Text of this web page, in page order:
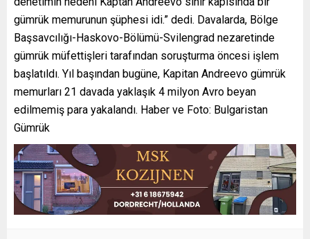
gümrük memurunun şüphesi idi.” dedi. Davalarda, Bölge
Başsavcılığı-Haskovo-Bölümü-Svilengrad nezaretinde
gümrük müfettişleri tarafından soruşturma öncesi işlem
başlatıldı. Yıl başından bugüne, Kapitan Andreevo gümrük
memurları 21 davada yaklaşık 4 milyon Avro beyan
edilmemiş para yakalandı. Haber ve Foto: Bulgaristan
Gümrük